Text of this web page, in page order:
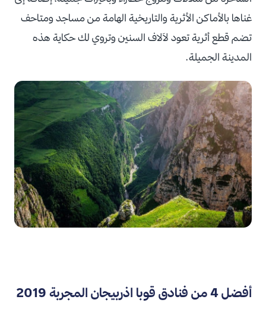
غناها بالأماكن الأثرية والتاريخية الهامة من مساجد ومتاحف
تضم قطع أثرية تعود لآلاف السنين وتروي لك حكاية هذه
المدينة الجميلة.
أفضل 4 من فنادق قوبا اذربيجان المجربة 2019